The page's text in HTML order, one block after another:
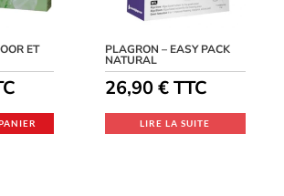
ET PLAGRON – EASY PACK
NATURAL
26,90€TTC
LIRE LA SUITE